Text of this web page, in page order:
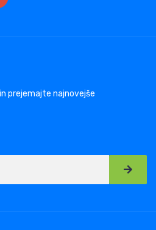
prejemajte najnovejše